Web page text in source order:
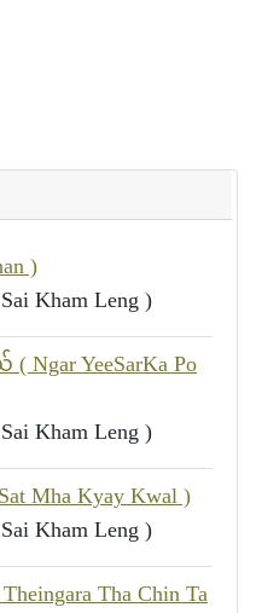
)
Kham Leng )
YeeSarKa Po
Kham Leng )
Mha Kyay Kwal )
Kham Leng )
Tha Chin Ta